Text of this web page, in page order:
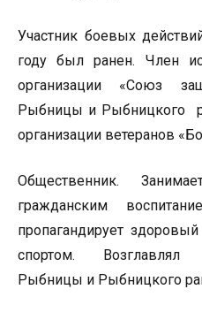
Участник боевых
году был ранен. Член
организации «Союз
Рыбницы и Рыбницкого
организации ветеранов
Общественник.
гражданским
пропагандирует
спортом. Возглавлял
Рыбницы и Рыбницкого